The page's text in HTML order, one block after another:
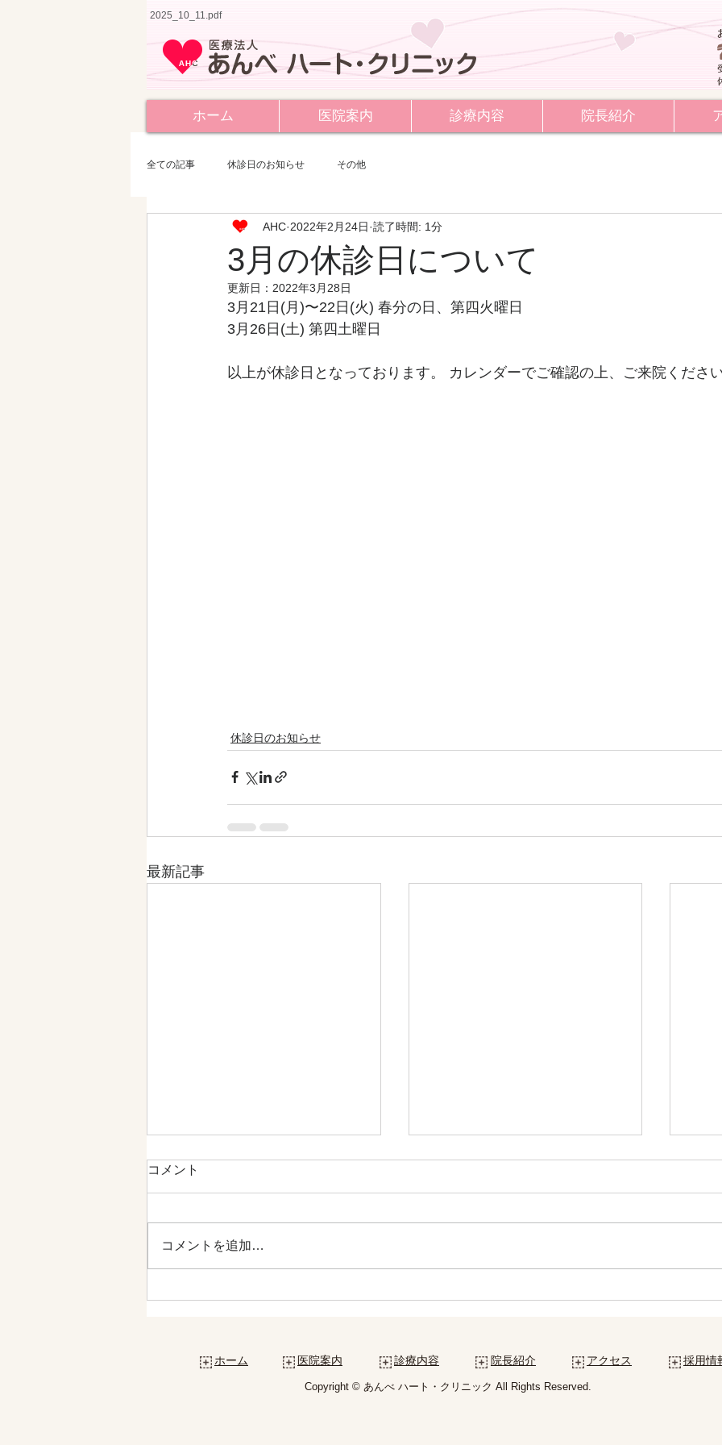
2025_10_11.pdf
ホーム 医院案内 診療内容 院長紹介
全ての記事 休診日のお知らせ その他
3月の休診日について
AHC 2022年2月24日 読了時間: 1分
更新日： 2022年3月28日
3月21日(月)〜22日(火) 春分の日、第四火曜日
3月26日(土) 第四土曜日
以上が休診日となっております。 カレンダーでご確認の上、ご来院くださ
休診日のお知らせ
最新記事
コメント
コメントを追加…
Copyright © あんべ ハート・クリニック All Rights Reserved.
ホーム 医院案内 診療内容 院長紹介 アクセス 採用情